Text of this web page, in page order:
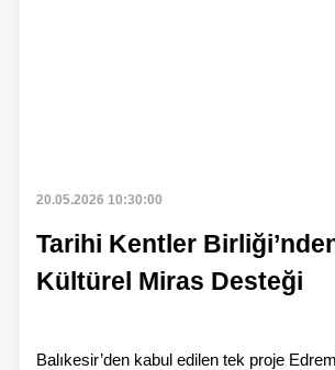
20.05.2026 10:30:00
Tarihi Kentler
Kültürel Miras Desteği
Balıkesir’den kabul edilen tek proje